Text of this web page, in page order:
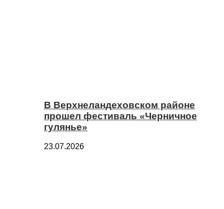
В Верхнеландеховском районе
прошел фестиваль «Черничное
гулянье»
23.07.2026